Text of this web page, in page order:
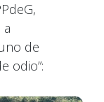
a
de
odio”: